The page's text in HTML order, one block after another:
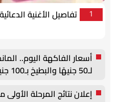
1 تفاصيل الأغنية
لـ50 جنيهًا والبطيخ بـ100 جنيه
إعلان نتائج المرحلة